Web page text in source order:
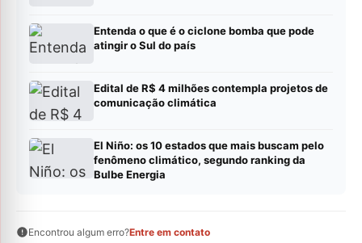
Entenda o que é o ciclone bomba que pode
atingir o Sul do país
Edital de R$ 4 milhões contempla projetos de
comunicação climática
El Niño: os 10 estados que mais buscam pelo
fenômeno climático, segundo ranking da
Bulbe Energia
Encontrou algum erro?Entre em contato